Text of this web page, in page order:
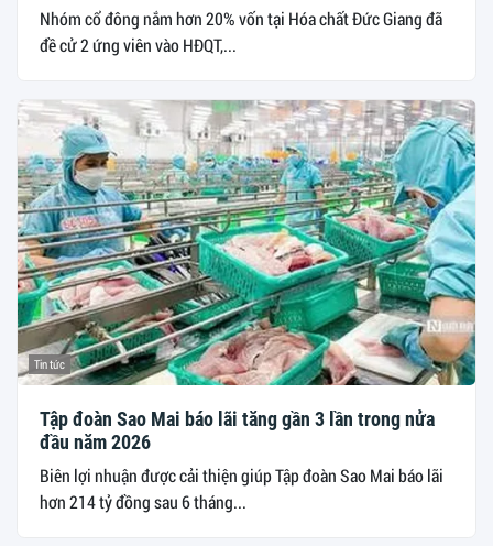
Nhóm cổ đông nắm hơn 20% vốn tại Hóa chất Đức Giang đã
đề cử 2 ứng viên vào HĐQT,...
Tin tức
Tập đoàn Sao Mai báo lãi tăng gần 3 lần trong nửa
đầu năm 2026
Biên lợi nhuận được cải thiện giúp Tập đoàn Sao Mai báo lãi
hơn 214 tỷ đồng sau 6 tháng...